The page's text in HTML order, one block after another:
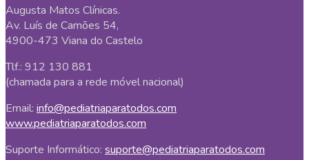
Augusta Matos Clínicas.
Av. Luís de Camões 54,
4900-473 Viana do Castelo
Tlf.: 912 130 881
(chamada para a rede móvel nacional)
Email: info@pediatriaparatodos.com
www.pediatriaparatodos.com
Suporte Informático: suporte@pediatriaparatodos.com